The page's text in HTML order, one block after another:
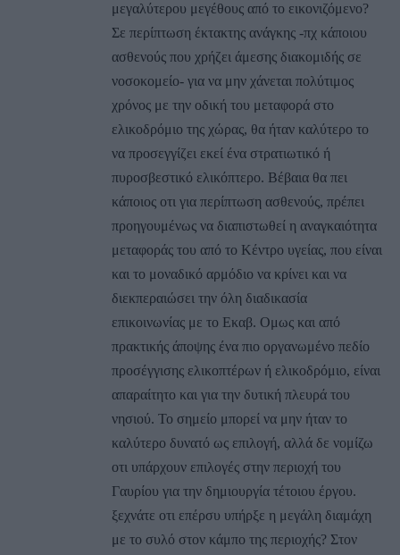
μεγαλύτερου μεγέθους από το εικονιζόμενο?
Σε περίπτωση έκτακτης ανάγκης -πχ κάποιου
ασθενούς που χρήζει άμεσης διακομιδής σε
νοσοκομείο- για να μην χάνεται πολύτιμος
χρόνος με την οδική του μεταφορά στο
ελικοδρόμιο της χώρας, θα ήταν καλύτερο το
να προσεγγίζει εκεί ένα στρατιωτικό ή
πυροσβεστικό ελικόπτερο. Βέβαια θα πει
κάποιος οτι για περίπτωση ασθενούς, πρέπει
προηγουμένως να διαπιστωθεί η αναγκαιότητα
μεταφοράς του από το Κέντρο υγείας, που είναι
και το μοναδικό αρμόδιο να κρίνει και να
διεκπεραιώσει την όλη διαδικασία
επικοινωνίας με το Εκαβ. Ομως και από
πρακτικής άποψης ένα πιο οργανωμένο πεδίο
προσέγγισης ελικοπτέρων ή ελικοδρόμιο, είναι
απαραίτητο και για την δυτική πλευρά του
νησιού. Το σημείο μπορεί να μην ήταν το
καλύτερο δυνατό ως επιλογή, αλλά δε νομίζω
οτι υπάρχουν επιλογές στην περιοχή του
Γαυρίου για την δημιουργία τέτοιου έργου.
ξεχνάτε οτι επέρσυ υπήρξε η μεγάλη διαμάχη
με το συλό στον κάμπο της περιοχής? Στον